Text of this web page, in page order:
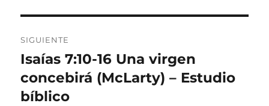
SIGUIENTE
Entrada
siguiente:
Isaías 7:10-16 Una virgen
concebirá (McLarty) – Estudio
bíblico